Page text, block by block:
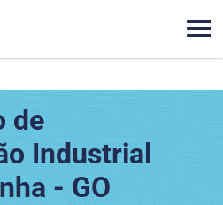
de
Industrial
- GO